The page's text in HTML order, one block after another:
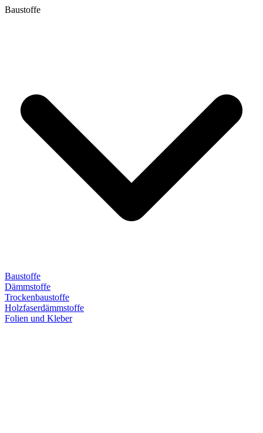
Baustoffe
Baustoffe
Dämmstoffe
Trockenbaustoffe
Holzfaserdämmstoffe
Folien und Kleber